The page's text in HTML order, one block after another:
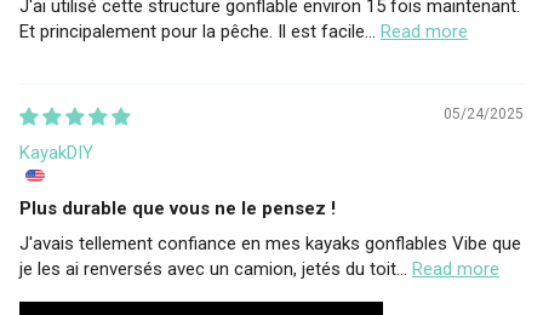
J'ai utilisé cette structure gonflable environ 15 fois maintenant.
Et principalement pour la pêche. Il est facile... Read more
05/24/2025
KayakDIY
Plus durable que vous ne le pensez !
J'avais tellement confiance en mes kayaks gonflables Vibe que
je les ai renversés avec un camion, jetés du toit... Read more